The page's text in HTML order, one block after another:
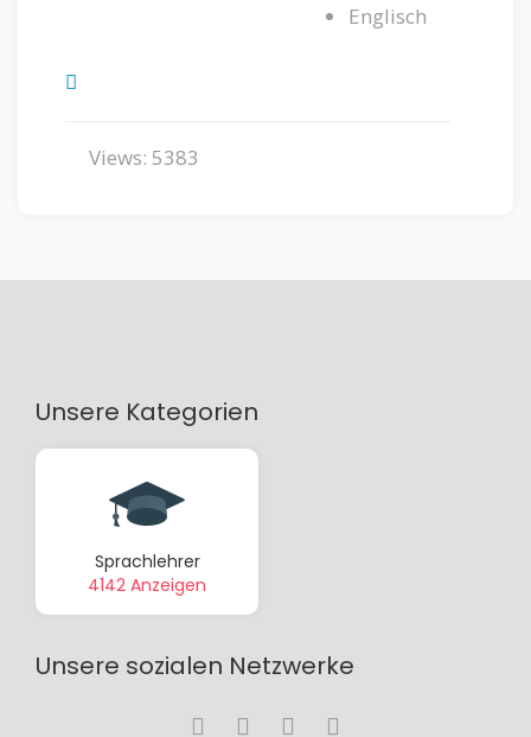
Englisch
Views: 5383
Unsere Kategorien
Sprachlehrer
4142 Anzeigen
Unsere sozialen Netzwerke